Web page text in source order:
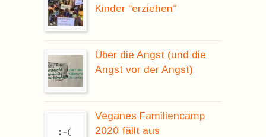
Kinder “erziehen”
Über die Angst (und die
Angst vor der Angst)
Veganes Familiencamp
2020 fällt aus